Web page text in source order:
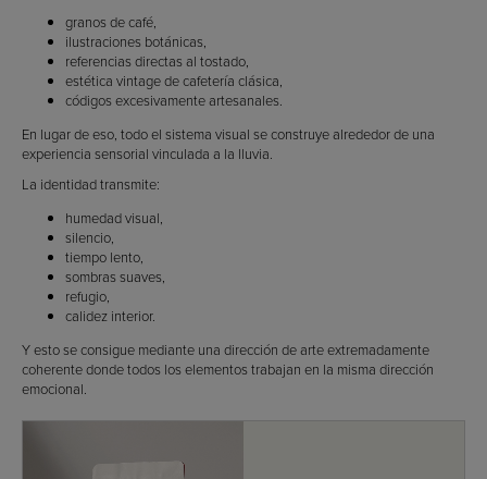
granos de café,
ilustraciones botánicas,
referencias directas al tostado,
estética vintage de cafetería clásica,
códigos excesivamente artesanales.
En lugar de eso, todo el sistema visual se construye alrededor de una
experiencia sensorial vinculada a la lluvia.
La identidad transmite:
humedad visual,
silencio,
tiempo lento,
sombras suaves,
refugio,
calidez interior.
Y esto se consigue mediante una dirección de arte extremadamente
coherente donde todos los elementos trabajan en la misma dirección
emocional.